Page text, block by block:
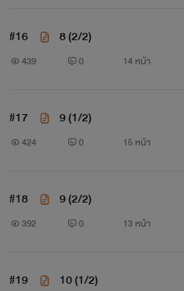
#16 8 (2/2)
439 0 14 หน้า
#17 9 (1/2)
424 0 15 หน้า
#18 9 (2/2)
392 0 13 หน้า
#19 10 (1/2)